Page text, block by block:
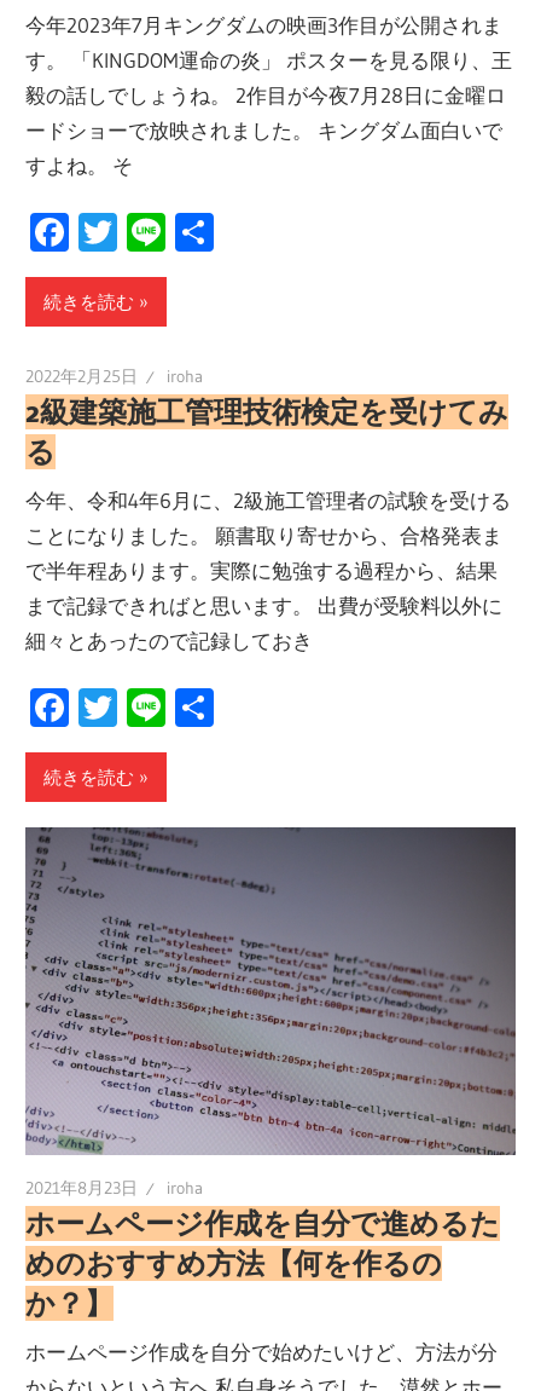
今年2023年7月キングダムの映画3作目が公開されま
す。 「KINGDOM運命の炎」 ポスターを見る限り、王
毅の話しでしょうね。 2作目が今夜7月28日に金曜ロ
ードショーで放映されました。 キングダム面白いで
すよね。 そ
Facebook
Twitter
Line
続きを読む
2022年2月25日 iroha
2級建築施工管理技術検定を受けてみ
る
今年、令和4年6月に、2級施工管理者の試験を受ける
ことになりました。 願書取り寄せから、合格発表ま
で半年程あります。実際に勉強する過程から、結果
まで記録できればと思います。 出費が受験料以外に
細々とあったので記録しておき
Facebook
Twitter
Line
続きを読む
2021年8月23日 iroha
ホームページ作成を自分で進めるた
めのおすすめ方法【何を作るの
か？】
ホームページ作成を自分で始めたいけど、方法が分